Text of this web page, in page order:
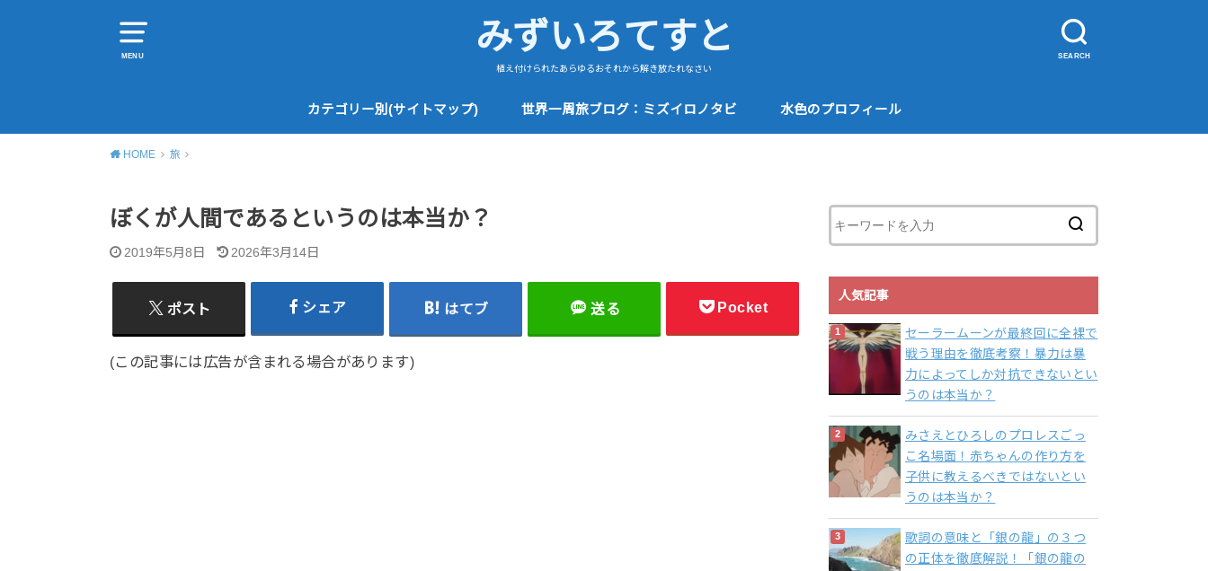
MENU SEARCH
みずいろてすと
植え付けられたあらゆるおそれから解き放たれなさい
カテゴリー別(サイトマップ) 世界一周旅ブログ：ミズイロノタビ 水色のプロフィール
HOME 旅
ぼくが人間であるというのは本当か？
2019年5月8日 2026年3月14日
ポスト シェア はてブ 送る Pocket
(この記事には広告が含まれる場合があります)
人気記事
セーラームーンが最終回に全裸で
戦う理由を徹底考察！暴力は暴
力によってしか対抗できないとい
うのは本当か？
みさえとひろしのプロレスごっ
こ名場面！赤ちゃんの作り方を
子供に教えるべきではないとい
うのは本当か？
歌詞の意味と「銀の龍」の３つ
の正体を徹底解説！「銀の龍の